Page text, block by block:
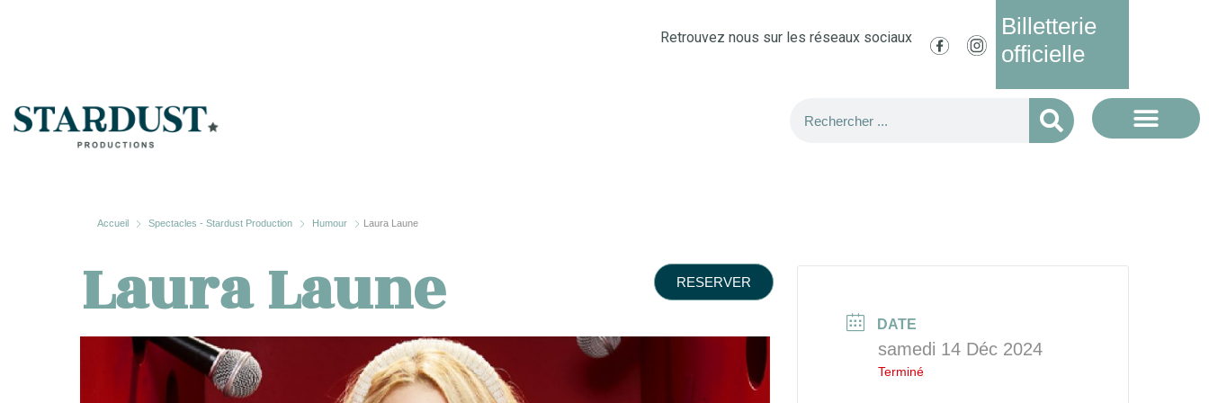
Retrouvez nous sur les réseaux sociaux
Billetterie
officielle
Accueil Spectacles - Stardust Production Humour Laura Laune
Laura Laune RESERVER
DATE
samedi 14 Déc 2024
Terminé